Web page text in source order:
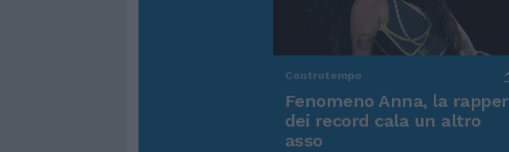
Controtempo
Fenomeno Anna, la rapper
dei record cala un altro
asso